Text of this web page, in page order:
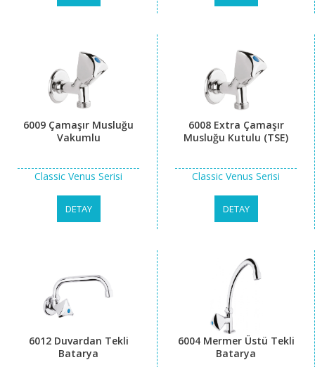
6009 Çamaşır Musluğu
Vakumlu
Classic Venus Serisi
DETAY
6008 Extra Çamaşır
Musluğu Kutulu (TSE)
Classic Venus Serisi
DETAY
6012 Duvardan Tekli
Batarya
6004 Mermer Üstü Tekli
Batarya